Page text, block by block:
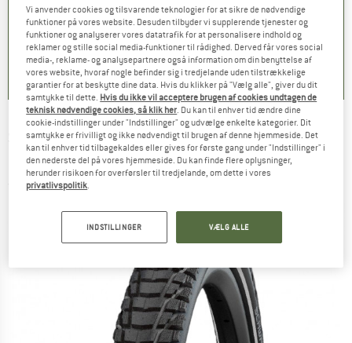
pris
€ Pris
51,95 €Nedsat pris
33,77 €
0,0(0)
Pris
61,95 €Nedsat pris
40,27 €
0,0(0)
SCHWALBE - Marathon Plus Tour Perf 27,5''
(55-584) Smart DG - Cykeldæk
(0)
Vi anvender cookies og tilsvarende teknologier for at sikre de nødvendige
funktioner på vores website. Desuden tilbyder vi supplerende tjenester og
funktioner og analyserer vores datatrafik for at personalisere indhold og
reklamer og stille social media-funktioner til rådighed. Derved får vores social
media-, reklame- og analysepartnere også information om din benyttelse af
vores website, hvoraf nogle befinder sig i tredjelande uden tilstrækkelige
garantier for at beskytte dine data. Hvis du klikker på "Vælg alle", giver du dit
samtykke til dette. Hvis du ikke vil acceptere brugen af cookies undtagen de
teknisk nødvendige cookies, så klik her. Du kan til enhver tid ændre dine
cookie-indstillinger under "Indstillinger" og udvælge enkelte kategorier. Dit
samtykke er frivilligt og ikke nødvendigt til brugen af denne hjemmeside. Det
kan til enhver tid tilbagekaldes eller gives for første gang under "Indstillinger" i
den nederste del på vores hjemmeside. Du kan finde flere oplysninger,
herunder risikoen for overførsler til tredjelande, om dette i vores
privatlivspolitik.
INDSTILLINGER VÆLG ALLE